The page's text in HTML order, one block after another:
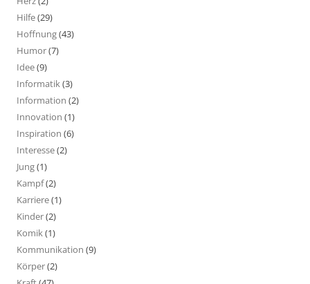
Hilfe(29)
Hoffnung(43)
Humor(7)
Idee(9)
Informatik(3)
Information (2)
Innovation (1)
Inspiration (6)
Interesse(2)
Jung(1)
Kampf(2)
Karriere(1)
Kinder(2)
Komik(1)
Kommunikation (9)
Körper(2)